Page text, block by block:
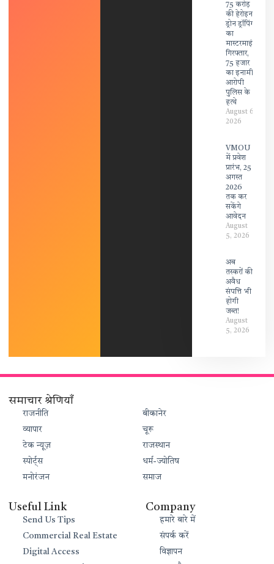
75 करोड़
की हेरोइन
ड्रोन ड्रॉपिंग
का
मास्टरमाइंड
गिरफ्तार,
75 हजार
का इनामी
आरोपी
पुलिस के
हत्थे
August 6,
2026
VMOU
में प्रवेश
प्रारंभ, 25
अगस्त
2026
तक कर
सकेंगे
आवेदन
August
5, 2026
अब
तस्करों की
अवैध
संपत्ति भी
होगी
जब्त!
August
5, 2026
समाचार श्रेणियाँ
राजनीति
व्यापार
टेक न्यूज़
स्पोर्ट्स
मनोरंजन
बीकानेर
चूरू
राजस्थान
धर्म-ज्योतिष
समाज
Useful Link
Send Us Tips
Commercial Real Estate
Digital Access
Company
हमारे बारे में
संपर्क करें
विज्ञापन